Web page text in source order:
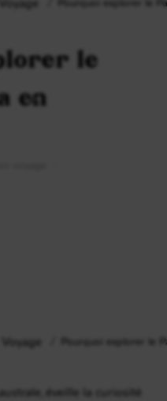
le
en
Pourquoi explorer le
éveille la curiosité